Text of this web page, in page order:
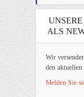
ALS
Wir
den aktuellen
Melden Sie